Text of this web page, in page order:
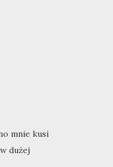
mnie kusi
dużej